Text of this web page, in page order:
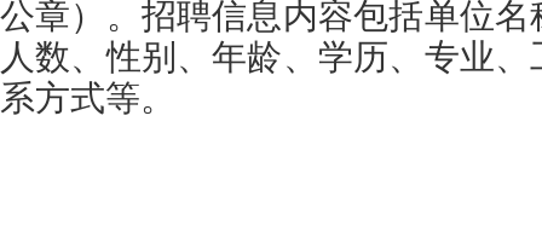
公章）。招聘信息内容包括单位
人数、性别、年龄、学历、专业
系方式等。